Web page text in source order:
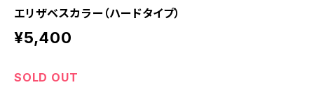
エリザベスカラー（ハードタイプ）
¥5,400
SOLD OUT